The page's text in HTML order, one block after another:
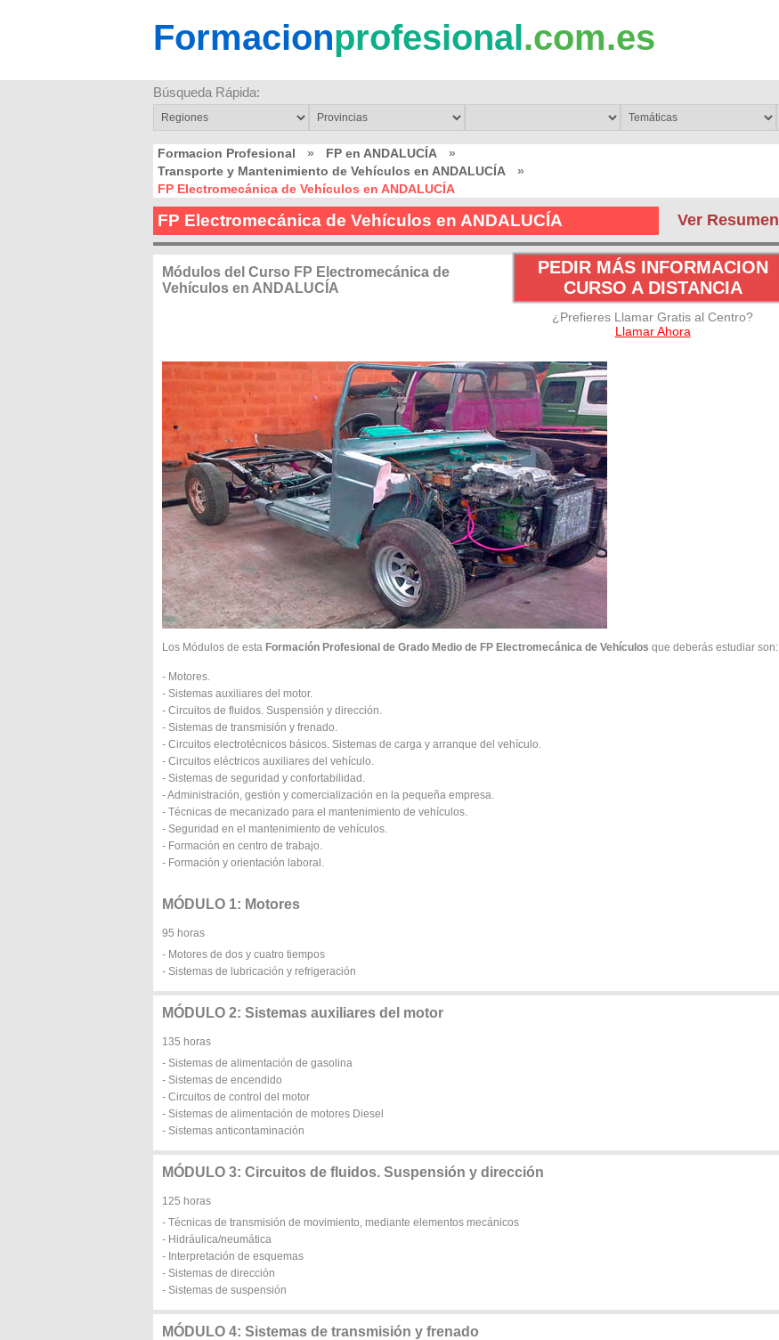
Formacionprofesional.com.es
Búsqueda Rápida:
Formacion Profesional » FP en ANDALUCÍA
»
Transporte y Mantenimiento de Vehículos en ANDALUCÍA
»
FP Electromecánica de Vehículos en ANDALUCÍA
Ver Resumen
FP Electromecánica de Vehículos en ANDALUCÍA
PEDIR MÁS INFORMACION
CURSO A DISTANCIA
¿Prefieres Llamar Gratis al Centro?
Llamar Ahora
Módulos del Curso FP Electromecánica de
Vehículos en ANDALUCÍA
Los Módulos de esta Formación Profesional de Grado Medio de FP Electromecánica de Vehículos que deberás estudiar son:
- Motores.
- Sistemas auxiliares del motor.
- Circuitos de fluidos. Suspensión y dirección.
- Sistemas de transmisión y frenado.
- Circuitos electrotécnicos básicos. Sistemas de carga y arranque del vehículo.
- Circuitos eléctricos auxiliares del vehículo.
- Sistemas de seguridad y confortabilidad.
- Administración, gestión y comercialización en la pequeña empresa.
- Técnicas de mecanizado para el mantenimiento de vehículos.
- Seguridad en el mantenimiento de vehículos.
- Formación en centro de trabajo.
- Formación y orientación laboral.
MÓDULO 1: Motores
95 horas
- Motores de dos y cuatro tiempos
- Sistemas de lubricación y refrigeración
MÓDULO 2: Sistemas auxiliares del motor
135 horas
- Sistemas de alimentación de gasolina
- Sistemas de encendido
- Circuitos de control del motor
- Sistemas de alimentación de motores Diesel
- Sistemas anticontaminación
MÓDULO 3: Circuitos de fluidos. Suspensión y dirección
125 horas
- Técnicas de transmisión de movimiento, mediante elementos mecánicos
- Hidráulica/neumática
- Interpretación de esquemas
- Sistemas de dirección
- Sistemas de suspensión
MÓDULO 4: Sistemas de transmisión y frenado